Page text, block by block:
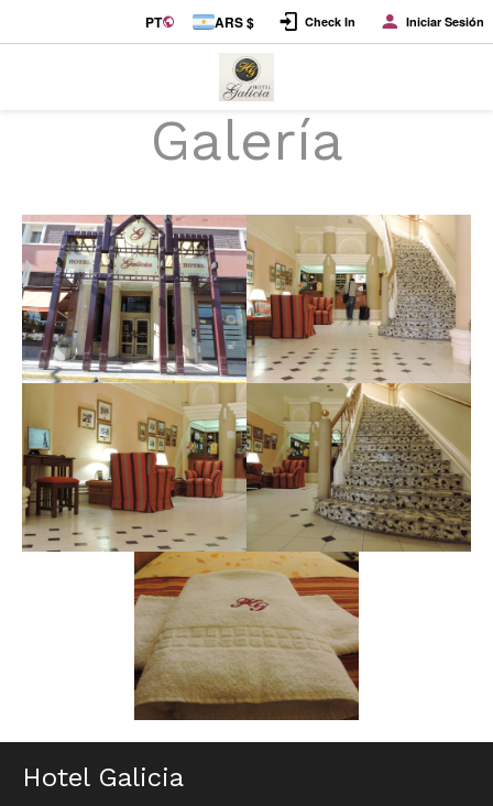
PT ARS $ Check In Iniciar Sesión
Galería
Hotel Galicia